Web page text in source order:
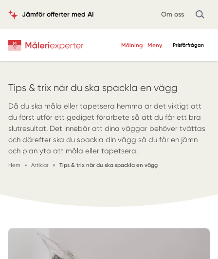
Jämför offerter med AI Om oss
Målning Meny Prisförfrågan
Tips & trix när du ska spackla en vägg
Då du ska måla eller tapetsera hemma är det viktigt att
du först utför ett gediget förarbete så att du får ett bra
slutresultat. Det innebär att dina väggar behöver tvättas
och därefter ska du spackla din vägg så du får en jämn
och plan yta att måla eller tapetsera.
Hem » Artiklar » Tips & trix när du ska spackla en vägg